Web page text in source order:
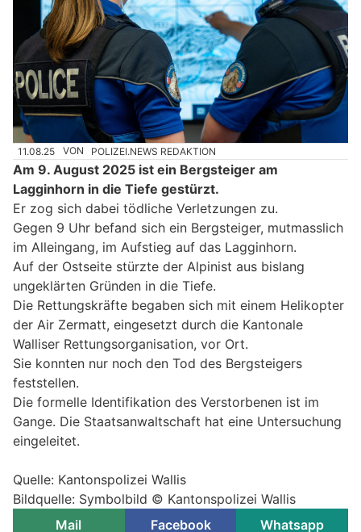
11.08.25 VON POLIZEI.NEWS REDAKTION
Am 9. August 2025 ist ein Bergsteiger am
Lagginhorn in die Tiefe gestürzt.
Er zog sich dabei tödliche Verletzungen zu.
Gegen 9 Uhr befand sich ein Bergsteiger, mutmasslich
im Alleingang, im Aufstieg auf das Lagginhorn.
Auf der Ostseite stürzte der Alpinist aus bislang
ungeklärten Gründen in die Tiefe.
Die Rettungskräfte begaben sich mit einem Helikopter
der Air Zermatt, eingesetzt durch die Kantonale
Walliser Rettungsorganisation, vor Ort.
Sie konnten nur noch den Tod des Bergsteigers
feststellen.
Die formelle Identifikation des Verstorbenen ist im
Gange. Die Staatsanwaltschaft hat eine Untersuchung
eingeleitet.
Quelle: Kantonspolizei Wallis
Bildquelle: Symbolbild © Kantonspolizei Wallis
Mail
Facebook Whatsapp